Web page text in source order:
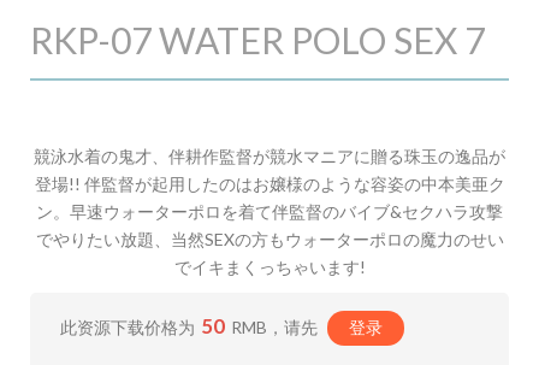
RKP-07 WATER POLO SEX 7
競泳水着の鬼才、伴耕作監督が競水マニアに贈る珠玉の逸品が
登場!! 伴監督が起用したのはお嬢様のような容姿の中本美亜ク
ン。早速ウォーターポロを着て伴監督のバイブ&セクハラ攻撃
でやりたい放題、当然SEXの方もウォーターポロの魔力のせい
でイキまくっちゃいます!
此资源下载价格为 50 RMB，请先 登录